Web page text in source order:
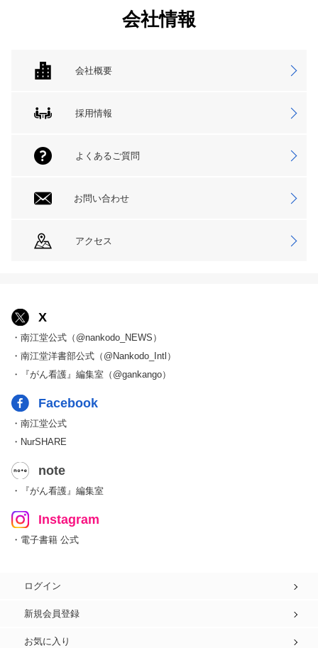
会社情報
会社概要
採用情報
よくあるご質問
お問い合わせ
アクセス
X
・南江堂公式（@nankodo_NEWS）
・南江堂洋書部公式（@Nankodo_Intl）
・『がん看護』編集室（@gankango）
Facebook
・南江堂公式
・NurSHARE
note
・『がん看護』編集室
Instagram
・電子書籍 公式
ログイン
新規会員登録
お気に入り